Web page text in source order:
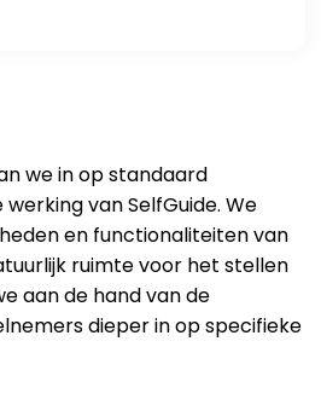
we in op standaard
van SelfGuide. We
en functionaliteiten van
ruimte voor het stellen
aan de hand van de
dieper in op specifieke